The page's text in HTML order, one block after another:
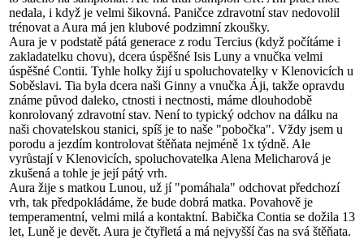
nedala, i když je velmi šikovná. Paničce zdravotní stav nedovolil
trénovat a Aura má jen klubové podzimní zkoušky.
Aura je v podstatě pátá generace z rodu Tercius (když počítáme i
zakladatelku chovu), dcera úspěšné Isis Luny a vnučka velmi
úspěšné Contii. Tyhle holky žijí u spoluchovatelky v Klenovicích u
Soběslavi. Tia byla dcera naši Ginny a vnučka Áji, takže opravdu
známe původ daleko, ctnosti i nectnosti, máme dlouhodobě
konrolovaný zdravotní stav. Není to typický odchov na dálku na
naši chovatelskou stanici, spíš je to naše "pobočka". Vždy jsem u
porodu a jezdím kontrolovat štěňata nejméně 1x týdně. Ale
vyrůstají v Klenovicích, spoluchovatelka Alena Melicharová je
zkušená a tohle je její pátý vrh.
Aura žije s matkou Lunou, už jí "pomáhala" odchovat předchozí
vrh, tak předpokládáme, že bude dobrá matka. Povahově je
temperamentní, velmi milá a kontaktní. Babička Contia se dožila 13
let, Luně je devět. Aura je čtyřletá a má nejvyšší čas na svá štěňata.